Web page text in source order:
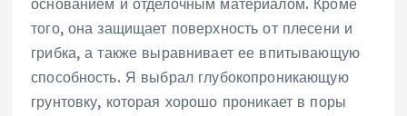
основанием и отделочным материалом. Кроме
того, она защищает поверхность от плесени и
грибка, а также выравнивает ее впитывающую
способность. Я выбрал глубокопроникающую
грунтовку, которая хорошо проникает в поры